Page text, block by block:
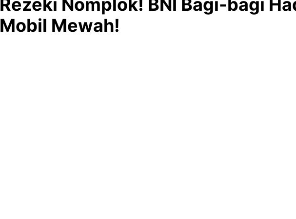
Rezeki Nomplok! BNI Bagi-bagi
Mobil Mewah!